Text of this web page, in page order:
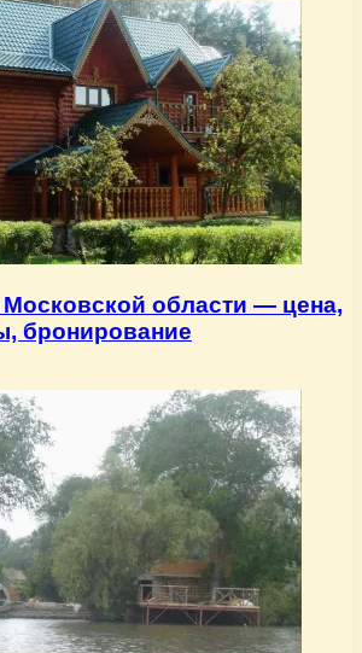
области — цена,
бронирование